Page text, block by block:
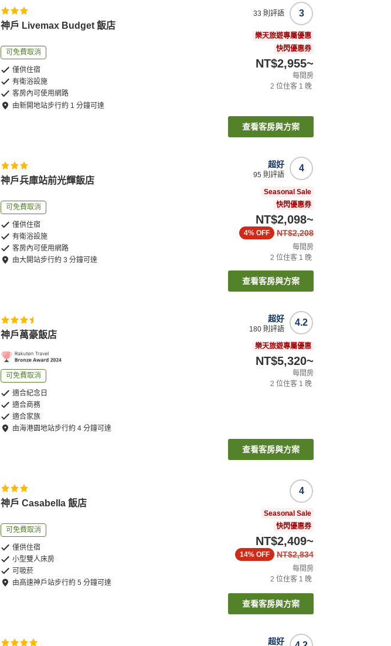
神戶 Livemax Budget 飯店
可免費取消
僅供住宿
有衛浴設施
客房內可使用網路
由新開地站步行約 1 分鐘可達
3
33 則評語
樂天旅遊專屬優惠
快閃優惠券
NT$2,955~
每間房
2 位住客 1 晚
查看客房與方案
神戶兵庫站前光輝飯店
可免費取消
僅供住宿
有衛浴設施
客房內可使用網路
由大開站步行約3 分鐘可達
4
超好
95 則評語
Seasonal Sale
快閃優惠券
NT$2,098~
NT$2,208
4% OFF
每間房
2 位住客 1 晚
查看客房與方案
神戶萬豪飯店
可免費取消
適合紀念日
適合商務
適合家族
由海港園地站步行約4 分鐘可達
4.2
超好
180 則評語
樂天旅遊專屬優惠
NT$5,320~
每間房
2 位住客 1 晚
查看客房與方案
神戶 Casabella 飯店
可免費取消
僅供住宿
小型雙人床房
可吸菸
由高速神戶站步行約5 分鐘可達
4
Seasonal Sale
快閃優惠券
NT$2,409~
NT$2,834
14% OFF
每間房
2 位住客 1 晚
查看客房與方案
超好